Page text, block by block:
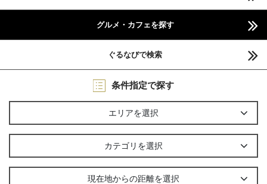
グルメ・カフェを探す
ぐるなびで検索
条件指定で探す
エリアを選択
カテゴリを選択
現在地からの距離を選択